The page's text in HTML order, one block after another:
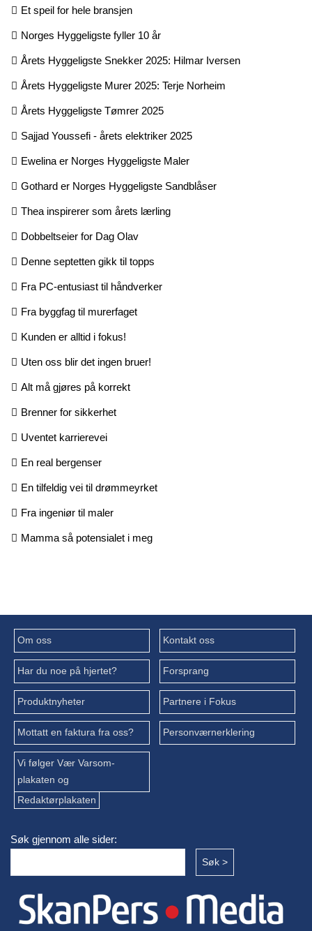
Et speil for hele bransjen
Norges Hyggeligste fyller 10 år
Årets Hyggeligste Snekker 2025: Hilmar Iversen
Årets Hyggeligste Murer 2025: Terje Norheim
Årets Hyggeligste Tømrer 2025
Sajjad Youssefi - årets elektriker 2025
Ewelina er Norges Hyggeligste Maler
Gothard er Norges Hyggeligste Sandblåser
Thea inspirerer som årets lærling
Dobbeltseier for Dag Olav
Denne septetten gikk til topps
Fra PC-entusiast til håndverker
Fra byggfag til murerfaget
Kunden er alltid i fokus!
Uten oss blir det ingen bruer!
Alt må gjøres på korrekt
Brenner for sikkerhet
Uventet karrierevei
En real bergenser
En tilfeldig vei til drømmeyrket
Fra ingeniør til maler
Mamma så potensialet i meg
Om oss Kontakt oss
Har du noe på hjertet? Forsprang
Produktnyheter Partnere i Fokus
Mottatt en faktura fra oss? Personværnerklering
Vi følger Vær Varsom-
plakaten og
Redaktørplakaten
Søk gjennom alle sider: